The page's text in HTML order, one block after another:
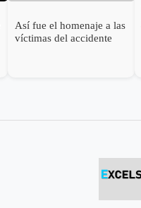
Así fue el homenaje a las
víctimas del accidente